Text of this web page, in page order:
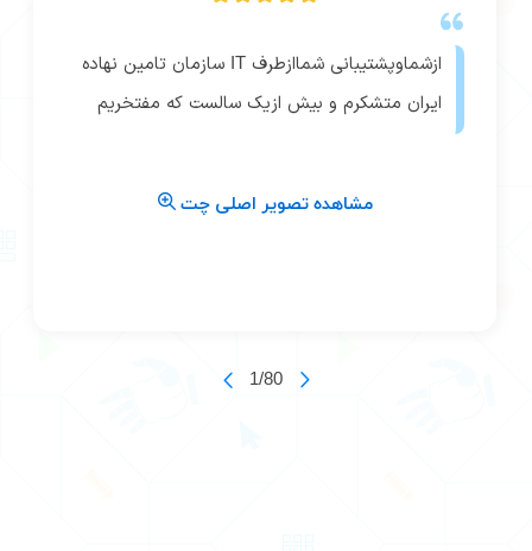
ازشماوپشتیبانی شماازطرف IT سازمان تامین نهاده
ایران متشکرم و بیش ازیک سالست که مفتخریم
مشاهده تصویر اصلی چت
1/80